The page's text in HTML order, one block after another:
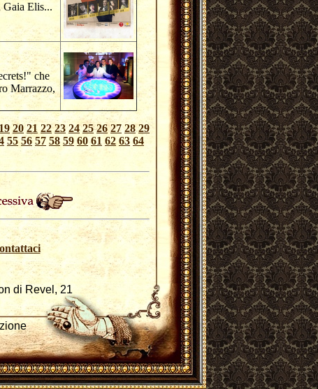
Elis...
che
Marrazzo,
20 21 22 23 24 25 26 27 28 29
55 56 57 58 59 60 61 62 63 64
di Revel, 21